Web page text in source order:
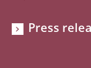
Press